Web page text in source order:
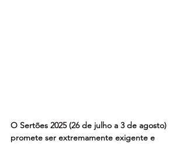
O Sertões 2025 (26 de julho a 3 de agosto)
promete ser extremamente exigente e